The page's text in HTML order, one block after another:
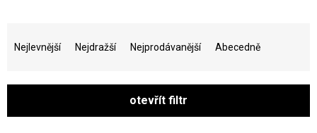
Nejlevnější Nejdražší Nejprodávanější Abecedně
otevřít filtr